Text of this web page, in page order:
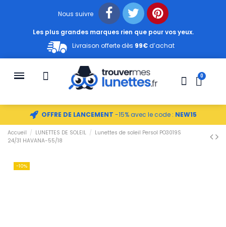
Nous suivre
Les plus grandes marques rien que pour vos yeux.
Livraison offerte dès 99€d’achat
OFFRE DE LANCEMENT -15% avec le code : NEW15
Accueil LUNETTES DE SOLEIL
Lunettes de soleil Persol PO3019S
24/31 HAVANA-55/18
-10%